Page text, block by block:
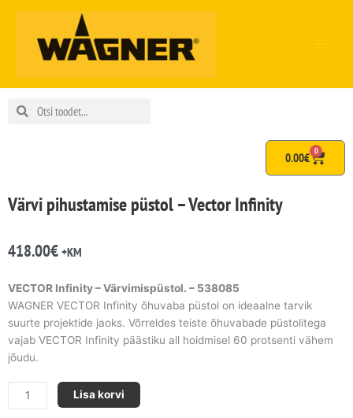
content
SearchSearch
0.00€ 0
Cart
Värvi pihustamise püstol – Vector Infinity
418.00€+KM
VECTOR Infinity – Värvimispüstol. – 538085
WAGNER VECTOR Infinity õhuvaba püstol on ideaalne tarvik
suurte projektide jaoks. Võrreldes teiste õhuvabade püstolitega
vajab VECTOR Infinity päästiku all hoidmisel 60 protsenti vähem
jõudu.
Värvi
pihustamise
Lisa korvi